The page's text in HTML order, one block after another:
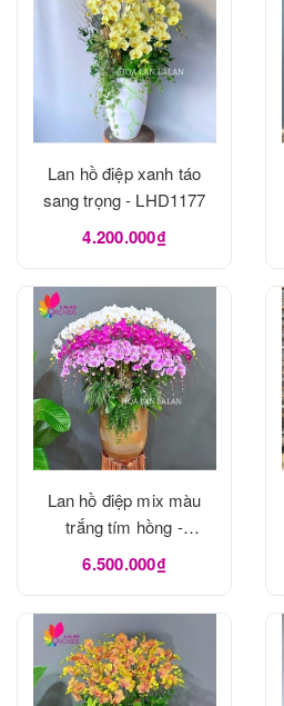
Lan hồ điệp xanh táo
sang trọng - LHD1177
4.200.000₫
Lan hồ điệp mix màu
trắng tím hồng -
LHD1175
6.500.000₫